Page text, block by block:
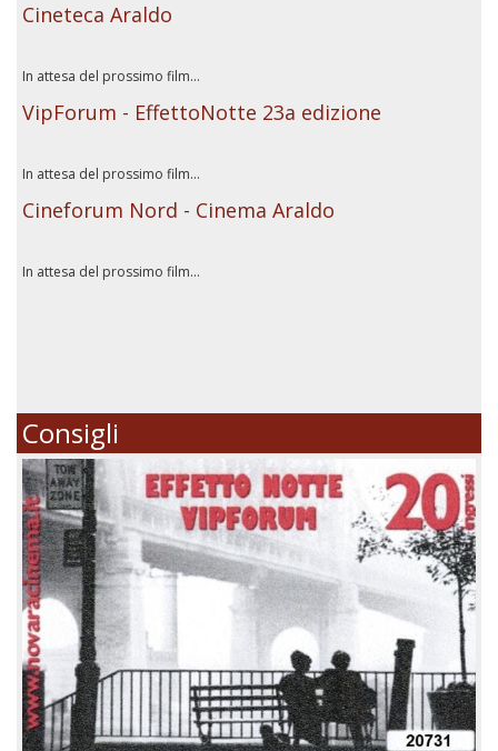
Cineteca Araldo
In attesa del prossimo film...
VipForum - EffettoNotte 23a edizione
In attesa del prossimo film...
Cineforum Nord - Cinema Araldo
In attesa del prossimo film...
Consigli